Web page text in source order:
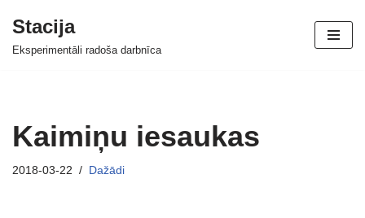
Skip
Stacija
Eksperimentāli radoša darbnīca
Kaimiņu iesaukas
2018-03-22 Dažādi